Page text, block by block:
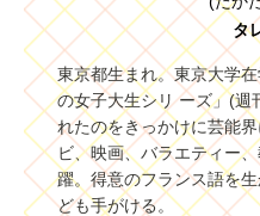
タ
東京都生まれ。東京大学
の女子大生シリ ーズ」(週
れたのをきっかけに芸能
ビ、映画、バラエティー
躍。得意のフランス語を
ども手がける。